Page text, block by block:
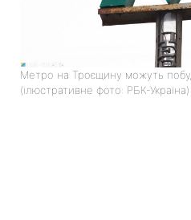
Метро на Троєщину можуть
(ілюстративне фото: РБК-Україна)